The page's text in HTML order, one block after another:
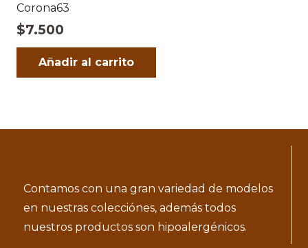
Corona63
$7.500
Añadir al carrito
Contamos con una gran variedad de modelos
en nuestras colecciónes, además todos
nuestros productos son hipoalergénicos.